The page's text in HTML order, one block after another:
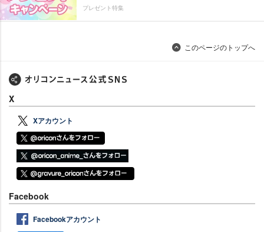
プレゼント特集
このページのトップへ
X
Xアカウント
Facebook
Facebookアカウント